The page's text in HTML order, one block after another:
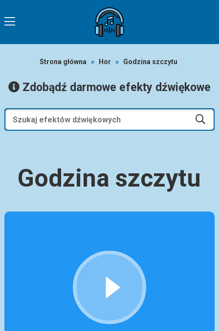
Strona główna » Hor » Godzina szczytu
Zdobądź darmowe efekty dźwiękowe
Godzina szczytu